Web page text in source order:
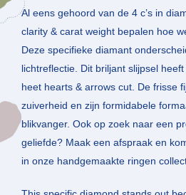
Al eens gehoord van de 4 c’s in
clarity & carat weight bepalen hoe
Deze specifieke diamant
lichtreflectie. Dit briljant slijpsel
heet hearts & arrows cut. De frisse
zuiverheid en zijn formidabele
blikvanger. Ook op zoek naar een
geliefde? Maak een afspraak en
in onze handgemaakte ringen